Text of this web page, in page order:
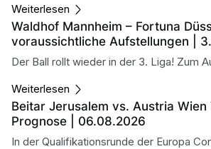
Weiterlesen
Waldhof Mannheim – Fortuna
voraussichtliche Aufstellungen |
Der Ball rollt wieder in der 3. Liga! Zum
Weiterlesen
Beitar Jerusalem vs. Austria Wien
Prognose | 06.08.2026
In der Qualifikationsrunde der Europa